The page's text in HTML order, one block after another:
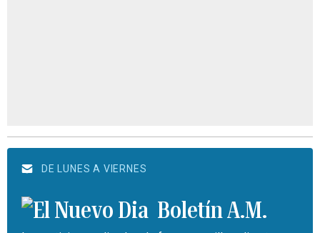
DE LUNES A VIERNES
Boletín A.M.